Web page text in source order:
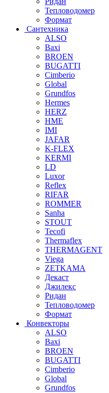
Тепловодомер
Формат
Сантехника
ALSO
Baxi
BROEN
BUGATTI
Cimberio
Global
Grundfos
Hermes
HERZ
HME
IMI
JAFAR
K-FLEX
KERMI
LD
Luxor
Reflex
RIFAR
ROMMER
Sanha
STOUT
Tecofi
Thermaflex
THERMAGENT
Viega
ZETKAMA
Декаст
Джилекс
Ридан
Тепловодомер
Формат
Конвекторы
ALSO
Baxi
BROEN
BUGATTI
Cimberio
Global
Grundfos